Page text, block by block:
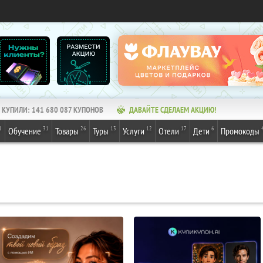
КУПИЛИ: 141 680 087КУПОНОВ ДАВАЙТЕ СДЕЛАЕМ АКЦИЮ!
1 Обучение 31 Товары 26 Туры 13 Услуги 12 Отели 17 Дети 6 Промокоды